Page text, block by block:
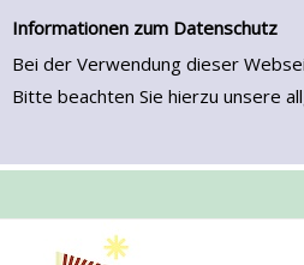
Einfache Suche
Informationen zum Datenschutz
Bei der Verwendung dieser
Bitte beachten Sie hierzu unsere
Zur Detailanzeige springen